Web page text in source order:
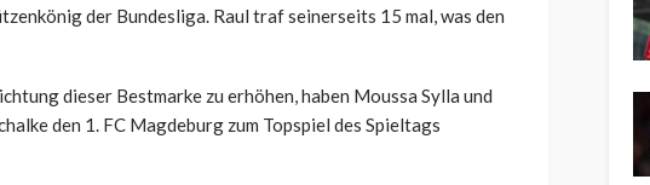
der Bundesliga. Raul traf seinerseits 15 mal, was den
dieser Bestmarke zu erhöhen, haben Moussa Sylla und
den 1. FC Magdeburg zum Topspiel des Spieltags